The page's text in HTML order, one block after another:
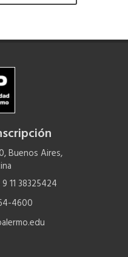
Buenos Aires,
11 38325424
4600